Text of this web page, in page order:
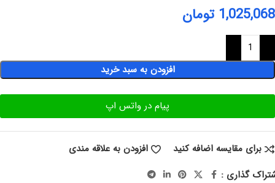
1,025,068 تومان
افزودن به سبد خرید
پیام در واتس اپ
برای مقایسه اضافه کنید
افزودن به علاقه مندی
گذاری :